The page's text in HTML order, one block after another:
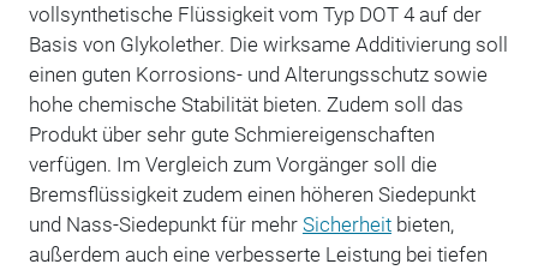
vollsynthetische Flüssigkeit vom Typ DOT 4 auf der
Basis von Glykolether. Die wirksame Additivierung soll
einen guten Korrosions- und Alterungsschutz sowie
hohe chemische Stabilität bieten. Zudem soll das
Produkt über sehr gute Schmiereigenschaften
verfügen. Im Vergleich zum Vorgänger soll die
Bremsflüssigkeit zudem einen höheren Siedepunkt
und Nass-Siedepunkt für mehr Sicherheitbieten,
außerdem auch eine verbesserte Leistung bei tiefen